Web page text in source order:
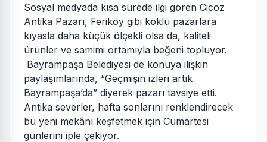
Sosyal medyada kısa sürede ilgi gören Cicoz
Antika Pazarı, Feriköy gibi köklü pazarlara
kıyasla daha küçük ölçekli olsa da, kaliteli
ürünler ve samimi ortamıyla beğeni topluyor.
Bayrampaşa Belediyesi de konuya ilişkin
paylaşımlarında, “Geçmişin izleri artık
Bayrampaşa’da” diyerek pazarı tavsiye etti.
Antika severler, hafta sonlarını renklendirecek
bu yeni mekânı keşfetmek için Cumartesi
günlerini iple çekiyor.